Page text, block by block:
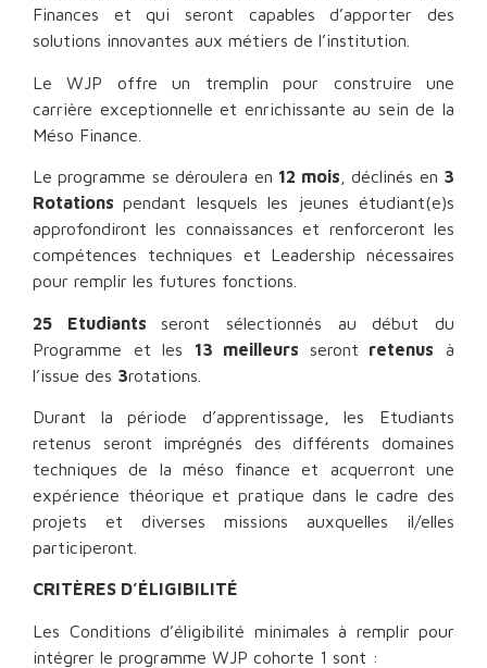
Finances et qui seront capables d’apporter des
solutions innovantes aux métiers de l’institution.
Le WJP offre un tremplin pour construire une
carrière exceptionnelle et enrichissante au sein de la
Méso Finance.
Le programme se déroulera en 12 mois , déclinés en 3
Rotationspendant lesquels les jeunes étudiant(e)s
approfondiront les connaissances et renforceront les
compétences techniques et Leadership nécessaires
pour remplir les futures fonctions.
25 Etudiants seront sélectionnés au début du
Programme et les 13 meilleurs seront retenus à
l’issue des 3rotations.
Durant la période d’apprentissage, les Etudiants
retenus seront imprégnés des différents domaines
techniques de la méso finance et acquerront une
expérience théorique et pratique dans le cadre des
projets et diverses missions auxquelles il/elles
participeront.
CRITÈRES D’ÉLIGIBILITÉ
Les Conditions d’éligibilité minimales à remplir pour
intégrer le programme WJP cohorte 1 sont :